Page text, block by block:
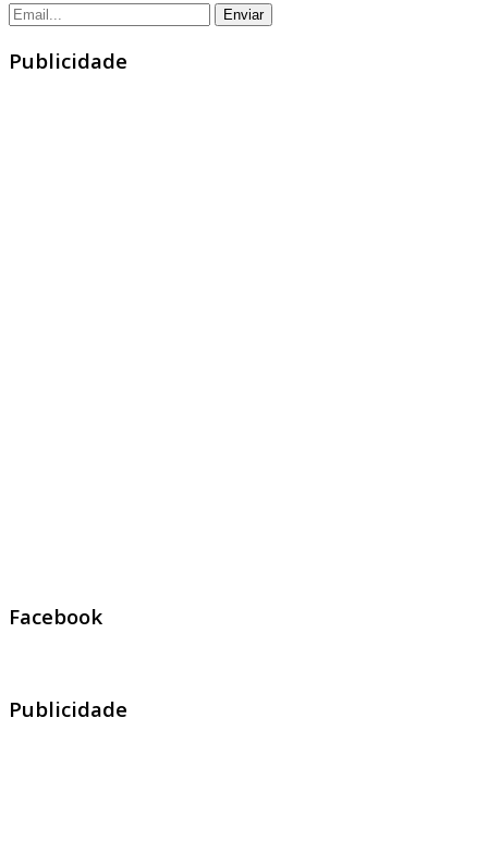
Publicidade
Facebook
Publicidade